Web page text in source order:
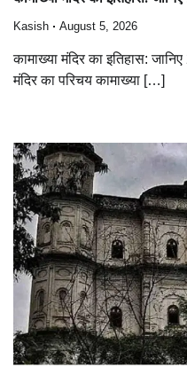
Kasish August 5, 2026
कामाख्या मंदिर का इतिहास:
मंदिर का परिचय कामाख्या […]